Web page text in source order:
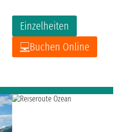
Einzelheiten
Buchen Online